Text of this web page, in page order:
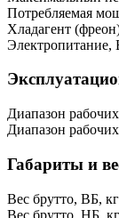
Потребляемая
Хладагент
Диапазон
Диапазон
Габариты и
Вес брутто, ВБ, кг
Вес брутто, НБ, кг